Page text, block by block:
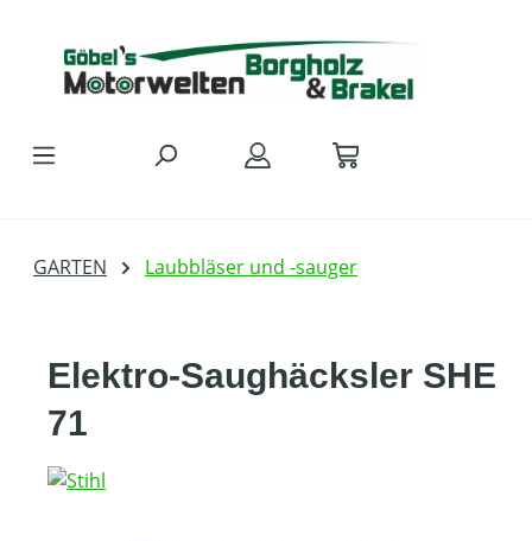
GARTEN Laubbläser und -sauger
Elektro-Saughäcksler SHE
71